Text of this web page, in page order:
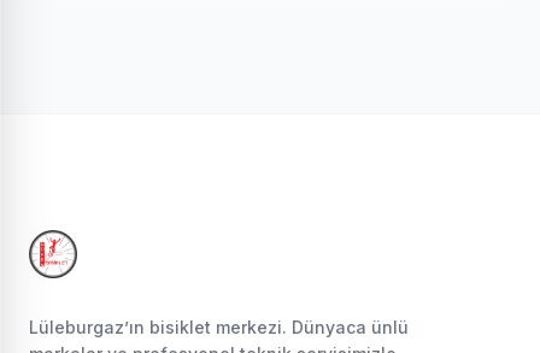
Lüleburgaz’ın bisiklet merkezi. Dünyaca ünlü